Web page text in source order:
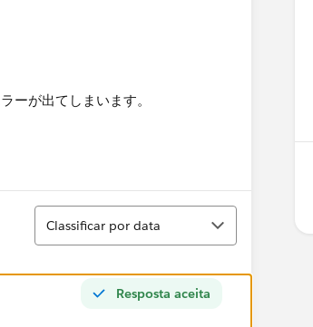
Classificar
Classificar por data
Resposta aceita